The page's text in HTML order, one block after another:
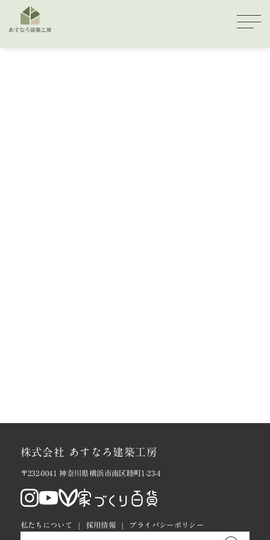
株式会社 あすなろ建築工房
〒232-0041 神奈川県横浜市南区睦町1-23-4
私たちについて 採用情報 プライバシーポリシー